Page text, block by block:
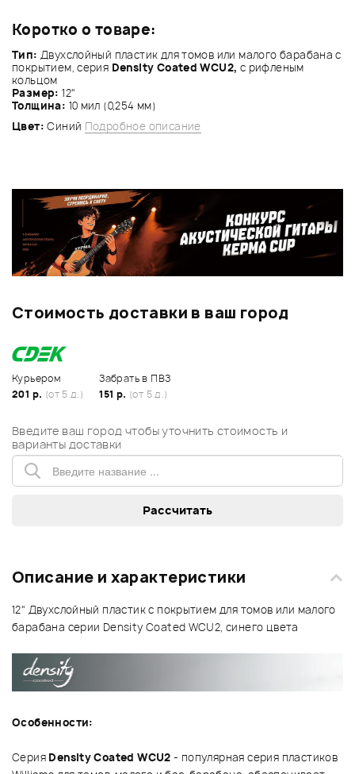
Коротко о товаре:
Тип: Двухслойный пластик для томов или малого барабана с
покрытием, серия Density Coated WCU2, с рифленым
кольцом
Размер:12"
Толщина: 10 мил (0,254 мм)
Цвет:Синий Подробное описание
Стоимость доставки в ваш город
Курьером
201 р. (от 5 д.)
Забрать в ПВЗ
151 р. (от 5 д.)
Введите ваш город чтобы уточнить стоимость и
варианты доставки
Описание и характеристики
12" Двухслойный пластик с покрытием для томов или малого
барабана серии Density Coated WCU2, синего цвета
Особенности:
Серия Density Coated WCU2 - популярная серия пластиков